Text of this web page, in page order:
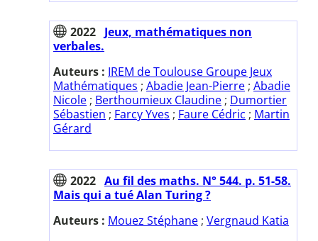
2022 Jeux, mathématiques non
verbales.
Auteurs : IREM de Toulouse Groupe Jeux
Mathématiques ; Abadie Jean-Pierre ; Abadie
Nicole ; Berthoumieux Claudine ; Dumortier
Sébastien ; Farcy Yves ; Faure Cédric ; Martin
Gérard
2022 Au fil des maths. N° 544. p. 51-58.
Mais qui a tué Alan Turing ?
Auteurs : Mouez Stéphane ; Vergnaud Katia